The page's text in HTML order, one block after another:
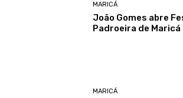
MARICÁ
João Gomes abre
Padroeira de
MARICÁ